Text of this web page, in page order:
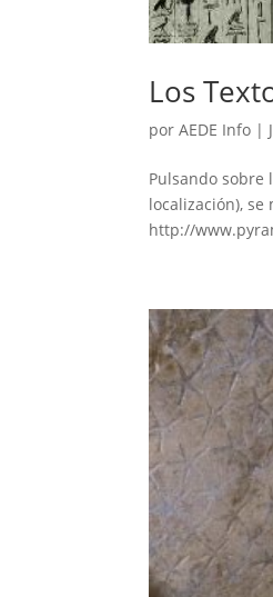
Los
porAEDE Info |
Pulsando sobre
localización),
http://